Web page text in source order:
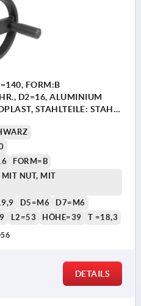
FORM:B
D2=16, ALUMINIUM
STAHLTEILE: STAHL,
FORM=B
MIT NUT, MIT
D5=M6
D7=M6
L2=53 HÖHE=39 T =18,3
DETAILS